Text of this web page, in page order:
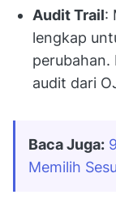
Audit Trail:
lengkap
audit dari
Baca Juga:
Memilih